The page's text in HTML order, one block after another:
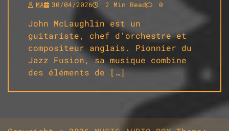
MA 30/04/2026 2 Min Read 0
John McLaughlin est un
guitariste, chef d’orchestre et
compositeur anglais. Pionnier du
Jazz Fusion, sa musique combine
des éléments de […]